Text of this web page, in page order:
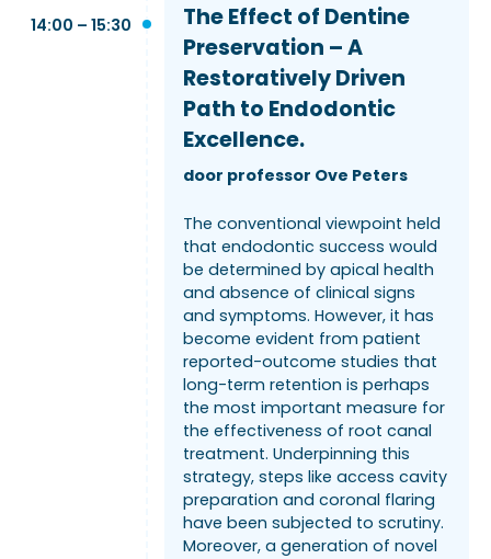
14:00 – 15:30
The Effect of Dentine
Preservation – A
Restoratively Driven
Path to Endodontic
Excellence.
door professor Ove Peters
The conventional viewpoint held
that endodontic success would
be determined by apical health
and absence of clinical signs
and symptoms. However, it has
become evident from patient
reported-outcome studies that
long-term retention is perhaps
the most important measure for
the effectiveness of root canal
treatment. Underpinning this
strategy, steps like access cavity
preparation and coronal flaring
have been subjected to scrutiny.
Moreover, a generation of novel